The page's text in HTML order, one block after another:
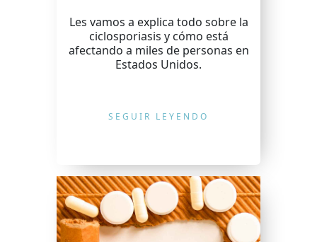
Les vamos a explica todo sobre la
ciclosporiasis y cómo está
afectando a miles de personas en
Estados Unidos.
SEGUIR LEYENDO